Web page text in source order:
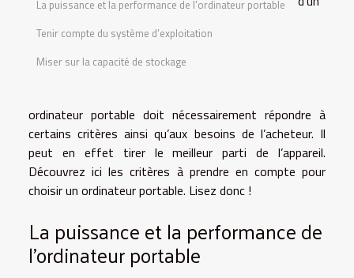
La puissance et la performance de l’ordinateur portable
Tenir compte du système d’exploitation
Miser sur la capacité de stockage
ordinateur portable doit nécessairement répondre à
certains critères ainsi qu’aux besoins de l’acheteur. Il
peut en effet tirer le meilleur parti de l’appareil.
Découvrez ici les critères à prendre en compte pour
choisir un ordinateur portable. Lisez donc !
La puissance et la performance de
l’ordinateur portable